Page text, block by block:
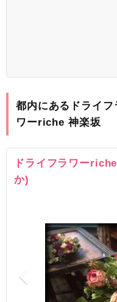
都内にあるドライ
ワーriche 神楽坂
ドライフラワー
か)